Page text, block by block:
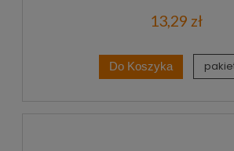
13,29 zł
Do Koszyka